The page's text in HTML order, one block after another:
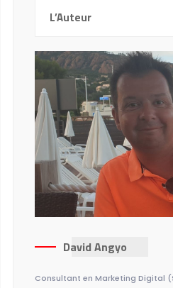
L’Auteur
David Angyo
Consultant en Marketing Digital